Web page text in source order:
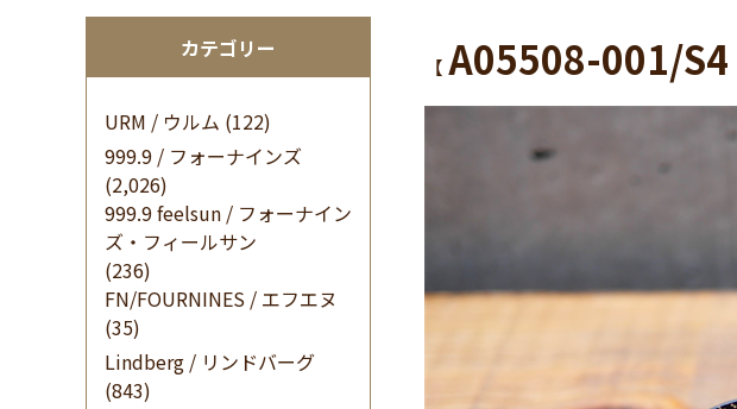
カテゴリー
URM / ウルム (122)
999.9 / フォーナインズ
(2,026)
999.9 feelsun / フォーナイン
ズ・フィールサン
(236)
FN/FOURNINES / エフエヌ
(35)
Lindberg / リンドバーグ
(843)
【 A05508-001/S4